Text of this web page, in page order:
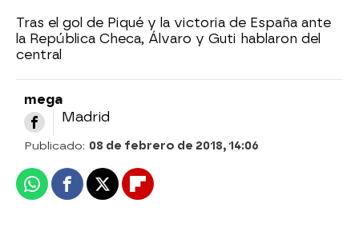
Tras el gol de Piqué y la victoria de España ante
la República Checa, Álvaro y Guti hablaron del
central
mega
Madrid
Publicado: 08 de febrero de 2018, 14:06
WhatsappFacebook
X Flipboard